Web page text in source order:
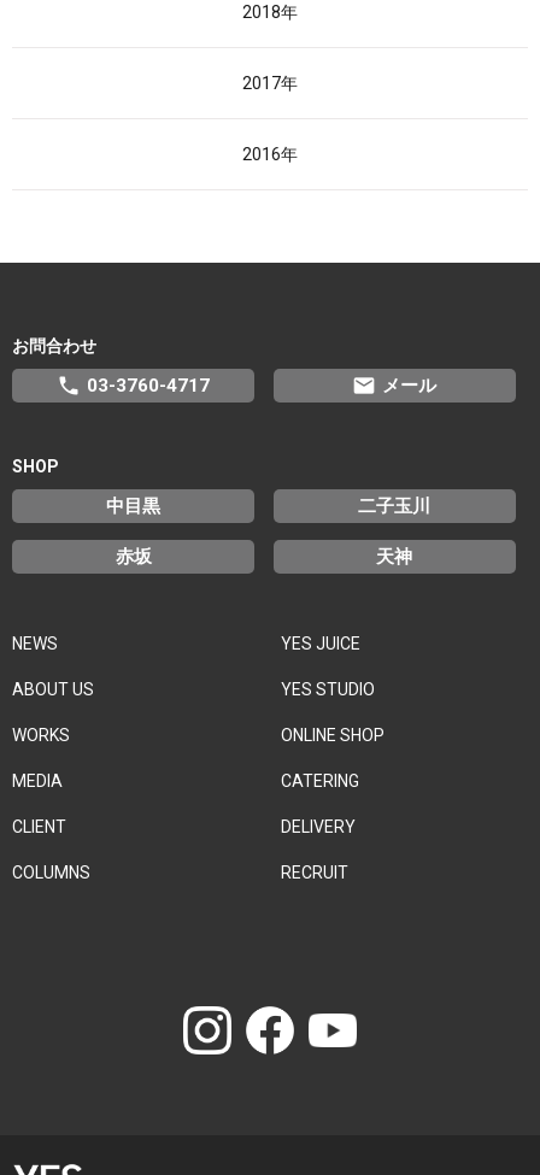
2018年
2017年
2016年
NEWS
ABOUT US
WORKS
MEDIA
CLIENT
COLUMNS
YES JUICE
YES STUDIO
ONLINE SHOP
CATERING
DELIVERY
RECRUIT
お問合わせ
phone 03-3760-4717 email メール
SHOP
中目黒 二子玉川
赤坂 天神